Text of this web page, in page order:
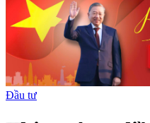
Đầu tư